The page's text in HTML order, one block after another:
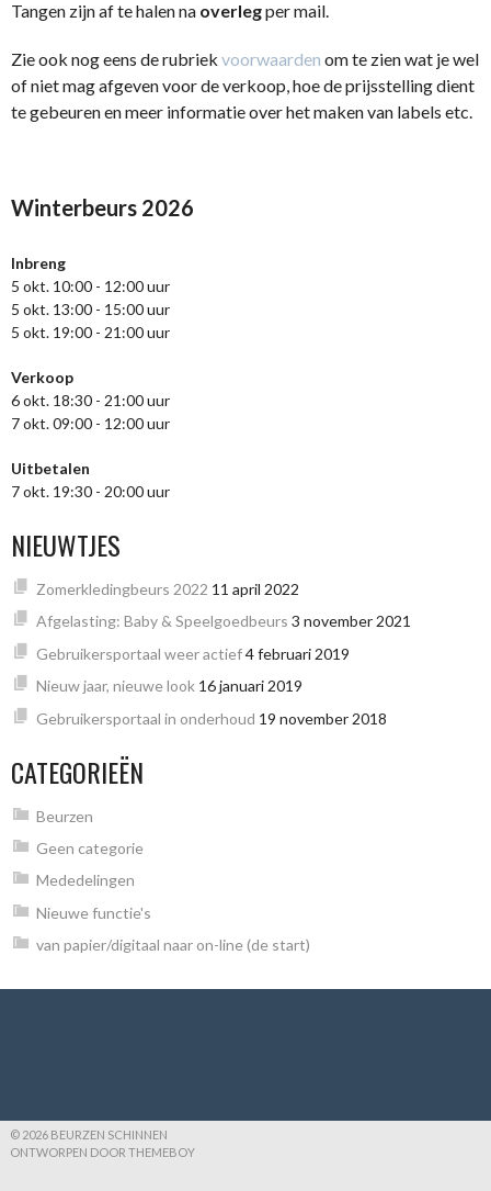
Tangen zijn af te halen na overlegper mail.
Zie ook nog eens de rubriek voorwaarden om te zien wat je wel
of niet mag afgeven voor de verkoop, hoe de prijsstelling dient
te gebeuren en meer informatie over het maken van labels etc.
Winterbeurs 2026
Inbreng
5 okt. 10:00 - 12:00 uur
5 okt. 13:00 - 15:00 uur
5 okt. 19:00 - 21:00 uur
Verkoop
6 okt. 18:30 - 21:00 uur
7 okt. 09:00 - 12:00 uur
Uitbetalen
7 okt. 19:30 - 20:00 uur
NIEUWTJES
Zomerkledingbeurs 2022 11 april 2022
Afgelasting: Baby & Speelgoedbeurs 3 november 2021
Gebruikersportaal weer actief4 februari 2019
Nieuw jaar, nieuwe look 16 januari 2019
Gebruikersportaal in onderhoud 19 november 2018
CATEGORIEËN
Beurzen
Geen categorie
Mededelingen
Nieuwe functie's
van papier/digitaal naar on-line (de start)
© 2026 BEURZEN SCHINNEN
ONTWORPEN DOOR THEMEBOY